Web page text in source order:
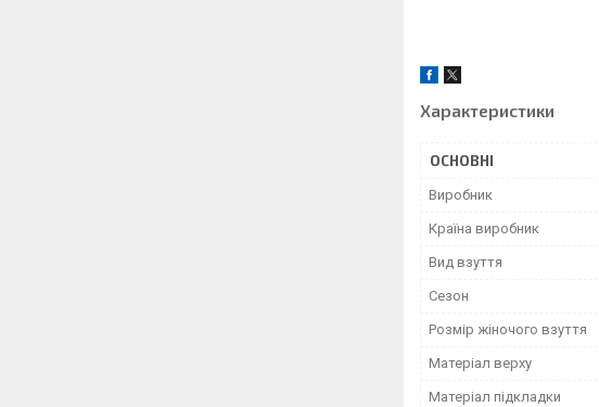
Характеристики
ОСНОВНІ
Виробник
Країна виробник
Вид взуття
Сезон
Розмір жіночого взуття
Матеріал верху
Матеріал підкладки